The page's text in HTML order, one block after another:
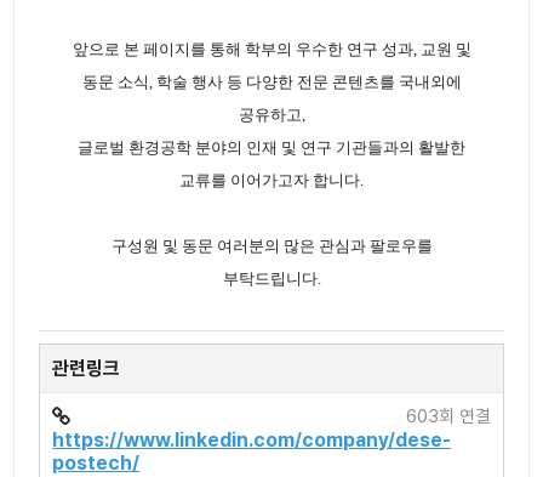
앞으로 본 페이지를 통해 학부의 우수한 연구 성과, 교원 및
동문 소식, 학술 행사 등 다양한 전문 콘텐츠를 국내외에
공유하고,
글로벌 환경공학 분야의 인재 및 연구 기관들과의 활발한
교류를 이어가고자 합니다.
구성원 및 동문 여러분의 많은 관심과 팔로우를
부탁드립니다.
관련링크
https://www.linkedin.com/company/dese-
postech/
603회 연결